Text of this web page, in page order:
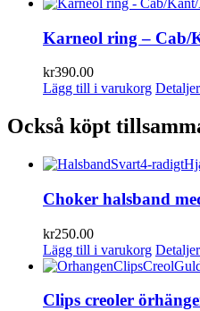
Karneol ring – Cab/
kr390.00
Lägg till i varukorg Detaljer
Också köpt
Choker halsband
kr250.00
Lägg till i varukorg Detaljer
Clips creoler